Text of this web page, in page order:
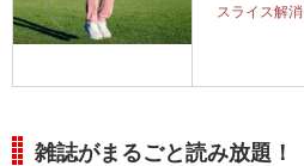
スライス解消
雑誌がまるごと読み放題！